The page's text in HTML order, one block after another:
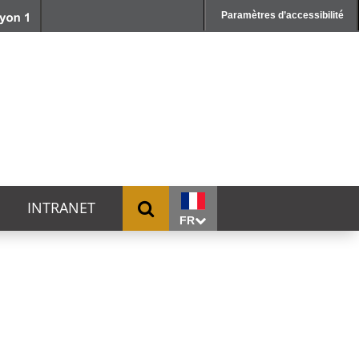
Paramètres d’accessibilité
INTRANET
FR